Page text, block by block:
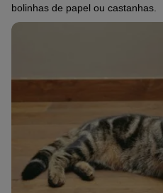
bolinhas de papel ou castanhas.